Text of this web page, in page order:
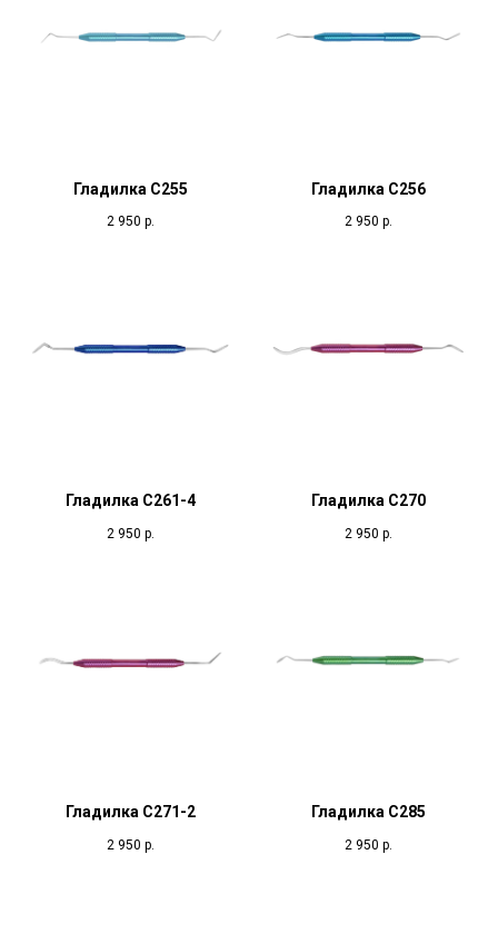
Гладилка С255
2 950 р.
Гладилка С256
2 950 р.
Гладилка С261-4
2 950 р.
Гладилка С270
2 950 р.
Гладилка С271-2
2 950 р.
Гладилка С285
2 950 р.